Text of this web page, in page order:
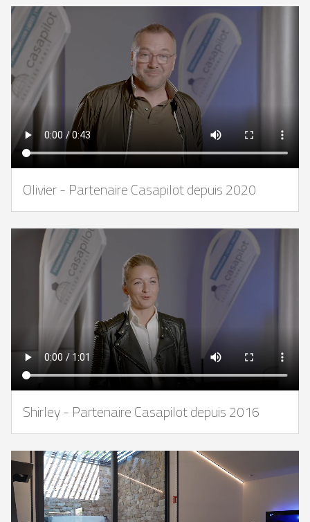
Olivier - Partenaire Casapilot depuis 2020
Shirley - Partenaire Casapilot depuis 2016